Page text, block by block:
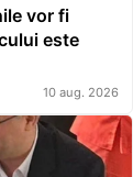
vor fi
este
10 aug. 2026